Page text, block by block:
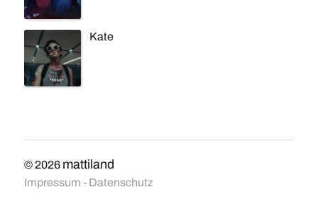
Kate
© 2026 mattiland
Impressum - Datenschutz